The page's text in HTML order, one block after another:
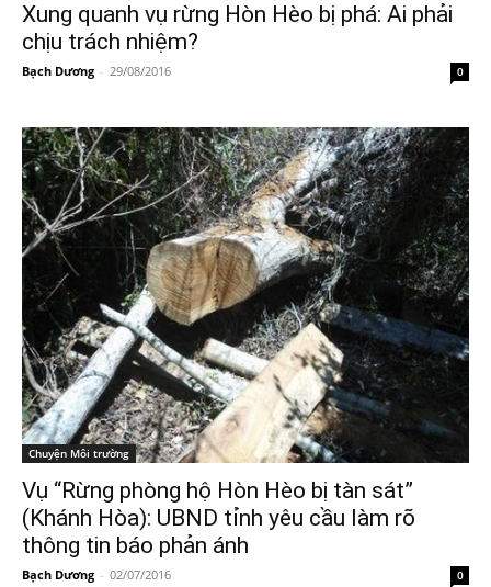
Xung quanh vụ rừng Hòn Hèo bị phá: Ai phải
chịu trách nhiệm?
Bạch Dương - 29/08/2016 0
Chuyện Môi trường
Vụ “Rừng phòng hộ Hòn Hèo bị tàn sát”
(Khánh Hòa): UBND tỉnh yêu cầu làm rõ
thông tin báo phản ánh
Bạch Dương - 02/07/2016 0